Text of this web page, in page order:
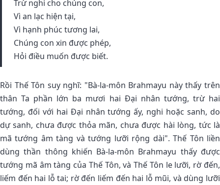
Trừ nghi cho chúng con,
Vì an lạc hiện tại,
Vì hạnh phúc tương lai,
Chúng con xin được phép,
Hỏi điều muốn được biết.
Rồi Thế Tôn suy nghĩ: "Bà-la-môn Brahmayu này thấy trên
thân Ta phần lớn ba mươi hai Ðại nhân tướng, trừ hai
tướng, đối với hai Ðại nhân tướng ấy, nghi hoặc sanh, do
dự sanh, chưa được thỏa mãn, chưa được hài lòng, tức là
mã tướng âm tàng và tướng lưỡi rộng dài". Thế Tôn liền
dùng thần thông khiến Bà-la-môn Brahmayu thấy được
tướng mã âm tàng của Thế Tôn, và Thế Tôn le lưỡi, rờ đến,
liếm đến hai lỗ tai; rờ đến liếm đến hai lỗ mũi, và dùng lưỡi